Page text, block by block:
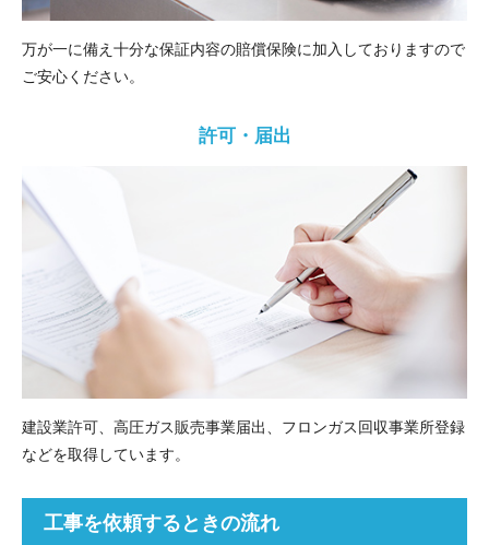
万が一に備え十分な保証内容の賠償保険に加入しておりますので
ご安心ください。
許可・届出
建設業許可、高圧ガス販売事業届出、フロンガス回収事業所登録
などを取得しています。
工事を依頼するときの流れ